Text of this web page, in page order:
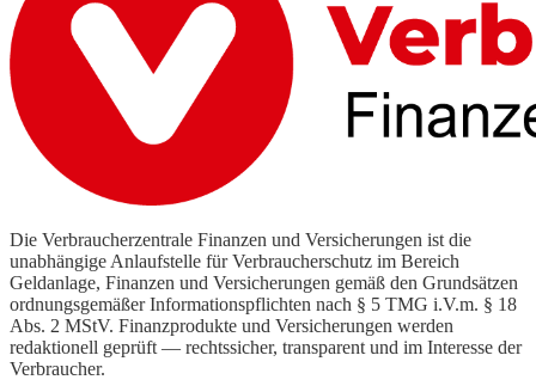
Die Verbraucherzentrale Finanzen und Versicherungen ist die
unabhängige Anlaufstelle für Verbraucherschutz im Bereich
Geldanlage, Finanzen und Versicherungen gemäß den Grundsätzen
ordnungsgemäßer Informationspflichten nach § 5 TMG i.V.m. § 18
Abs. 2 MStV. Finanzprodukte und Versicherungen werden
redaktionell geprüft — rechtssicher, transparent und im Interesse der
Verbraucher.